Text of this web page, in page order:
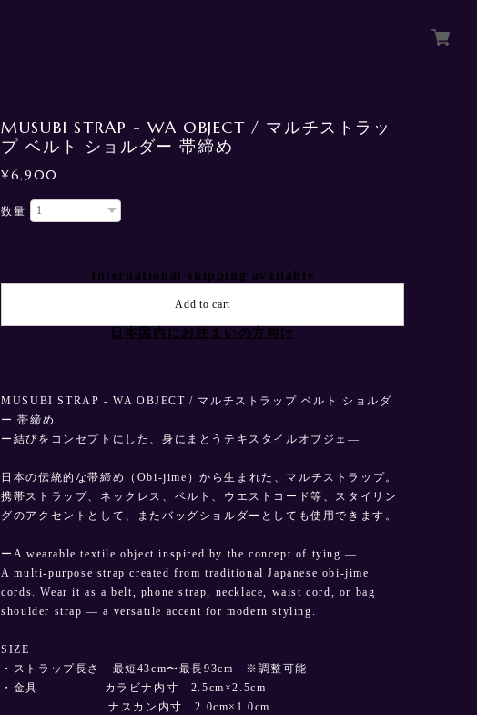
MUSUBI STRAP - WA OBJECT / マルチストラッ
プ ベルト ショルダー 帯締め
¥6,900
数量
International shipping available
Add to cart
日本国内にお住まいの方向け
MUSUBI STRAP - WA OBJECT / マルチストラップ ベルト ショルダ
ー 帯締め
ー結びをコンセプトにした、身にまとうテキスタイルオブジェ—
日本の伝統的な帯締め（Obi-jime）から生まれた、マルチストラップ。
携帯ストラップ、ネックレス、ベルト、ウエストコード等、スタイリン
グのアクセントとして、またバッグショルダーとしても使用できます。
ーA wearable textile object inspired by the concept of tying —
A multi-purpose strap created from traditional Japanese obi-jime
cords. Wear it as a belt, phone strap, necklace, waist cord, or bag
shoulder strap — a versatile accent for modern styling.
SIZE
・ストラップ長さ 最短43cm〜最長93cm ※調整可能
・金具 カラビナ内寸 2.5cm×2.5cm
ナスカン内寸 2.0cm×1.0cm